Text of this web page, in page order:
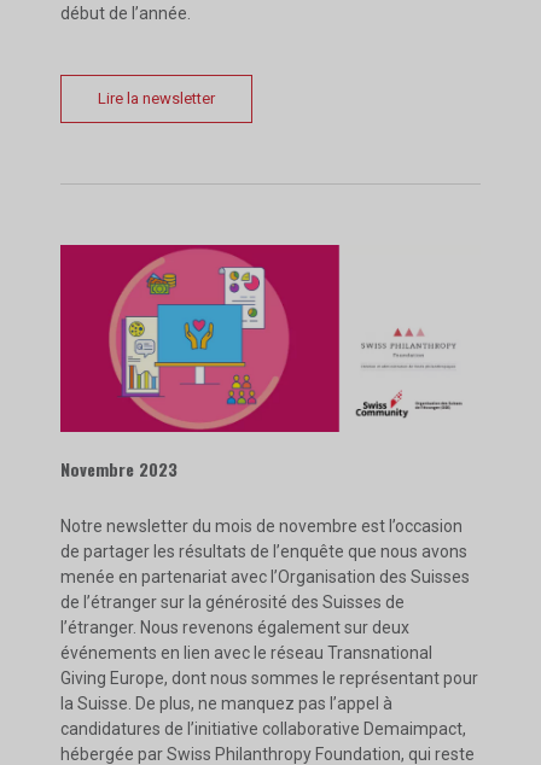
début de l’année.
Lire la newsletter
Novembre 2023
Notre newsletter du mois de novembre est l’occasion
de partager les résultats de l’enquête que nous avons
menée en partenariat avec l’Organisation des Suisses
de l’étranger sur la générosité des Suisses de
l’étranger. Nous revenons également sur deux
événements en lien avec le réseau Transnational
Giving Europe, dont nous sommes le représentant pour
la Suisse. De plus, ne manquez pas l’appel à
candidatures de l’initiative collaborative Demaimpact,
hébergée par Swiss Philanthropy Foundation, qui reste